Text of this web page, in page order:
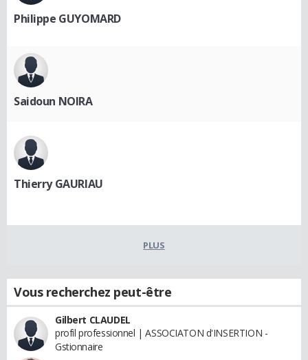
Philippe GUYOMARD
Saidoun NOIRA
Thierry GAURIAU
PLUS
Vous recherchez peut-être
Gilbert CLAUDEL
profil professionnel | ASSOCIATON d'INSERTION -
Gstionnaire